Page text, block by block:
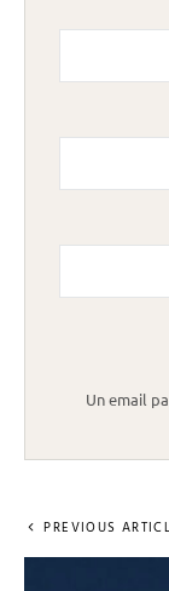
Un email
PREVIOUS